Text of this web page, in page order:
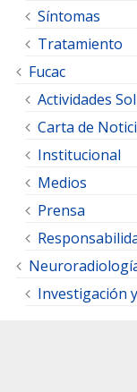
Síntomas
Tratamiento
Fucac
Actividades
Carta de
Institucional
Medios
Prensa
Investigación